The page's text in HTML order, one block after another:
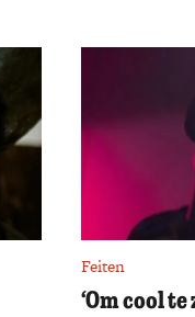
Feiten
‘Om cool